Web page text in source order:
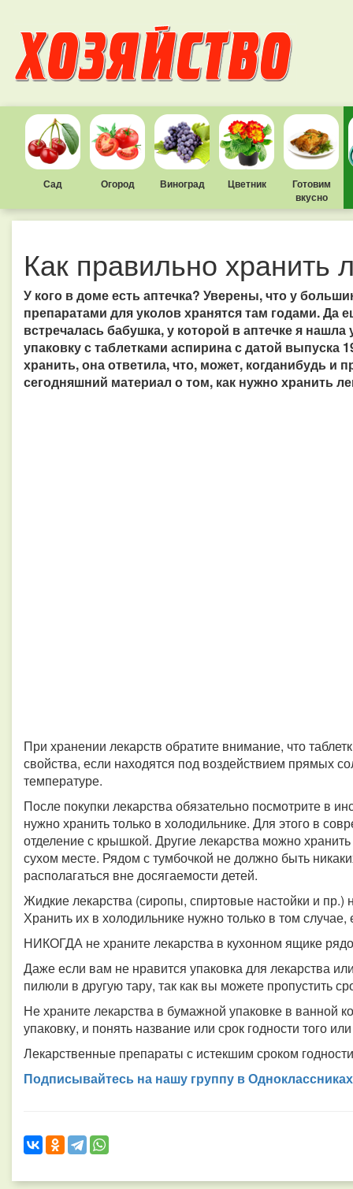
Сад Огород Виноград Цветник
Готовим
вкусно
Как правильно хранить
У кого в доме есть аптечка? Уверены, что у
препаратами для уколов хранятся там годами. Да
встречалась бабушка, у которой в аптечке я
упаковку с таблетками аспирина с датой выпуска
хранить, она ответила, что, может, когданибудь и
сегодняшний материал о том, как нужно хранить
При хранении лекарств обратите внимание, что
свойства, если находятся под воздействием прямых
температуре.
После покупки лекарства обязательно посмотрите в
нужно хранить только в холодильнике. Для этого в
отделение с крышкой. Другие лекарства можно
сухом месте. Рядом с тумбочкой не должно быть
располагаться вне досягаемости детей.
Жидкие лекарства (сиропы, спиртовые настойки и пр.)
Хранить их в холодильнике нужно только в том
НИКОГДА не храните лекарства в кухонном ящике
Даже если вам не нравится упаковка для лекарства
пилюли в другую тару, так как вы можете пропустить
Не храните лекарства в бумажной упаковке в ванной
упаковку, и понять название или срок годности того
Лекарственные препараты с истекшим сроком
Подписывайтесь на нашу группу в Одноклассниках